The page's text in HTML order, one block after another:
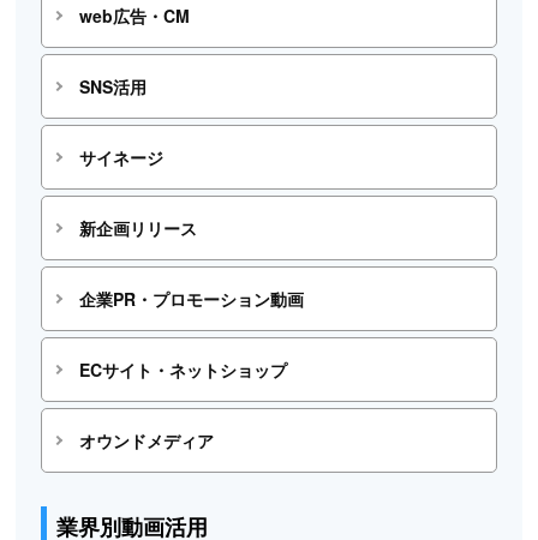
web広告・CM
SNS活用
サイネージ
新企画リリース
企業PR・プロモーション動画
ECサイト・ネットショップ
オウンドメディア
業界別動画活用